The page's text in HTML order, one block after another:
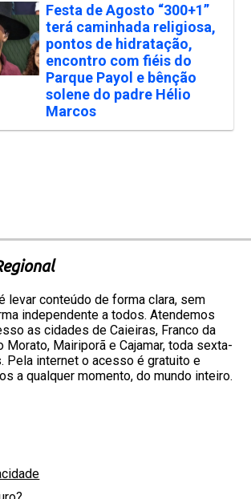
Festa de Agosto “300+1”
terá caminhada religiosa,
pontos de hidratação,
encontro com fiéis do
Parque Payol e bênção
solene do padre Hélio
Marcos
levar conteúdo de forma clara, sem
independente a todos. Atendemos
as cidades de Caieiras, Franco da
Morato, Mairiporã e Cajamar, toda sexta-
Pela internet o acesso é gratuito e
a qualquer momento, do mundo inteiro.